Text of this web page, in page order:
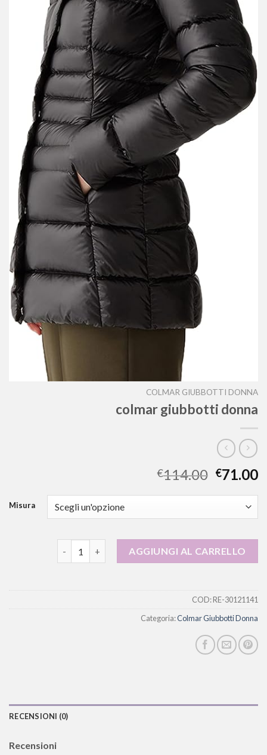
COLMAR GIUBBOTTI DONNA
colmar giubbotti donna
€114.00 €71.00
Misura
AGGIUNGI AL CARRELLO
COD:RE-30121141
Categoria:Colmar Giubbotti Donna
RECENSIONI (0)
Recensioni